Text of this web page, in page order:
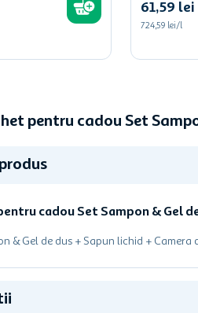
61,59 lei
724,59 lei/l
pentru cadou Set
cadou Set Sampon & Gel
& Gel de dus + Sapun lichid + Camera